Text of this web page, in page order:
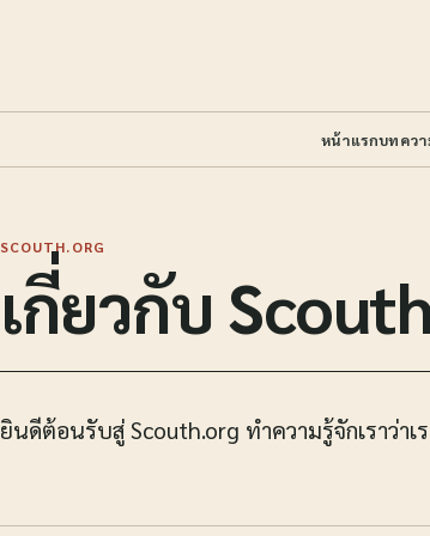
หน้าแรกบทคว
SCOUTH.ORG
เกี่ยวกับ
ยินดีต้อนรับสู่ Scouth.org ทำความรู้จักเราว่าเ